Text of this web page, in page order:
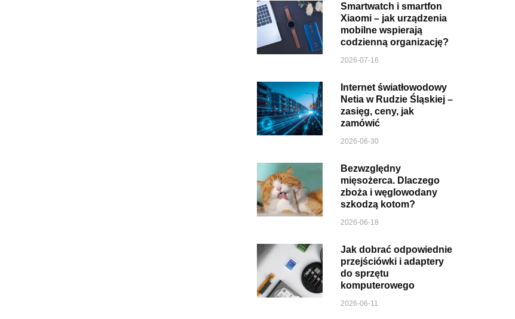
Smartwatch i smartfon
Xiaomi – jak urządzenia
mobilne wspierają
codzienną organizację?
2026-07-16
Internet światłowodowy
Netia w Rudzie Śląskiej –
zasięg, ceny, jak
zamówić
2026-06-30
Bezwzględny
mięsożerca. Dlaczego
zboża i węglowodany
szkodzą kotom?
2026-06-18
Jak dobrać odpowiednie
przejściówki i adaptery
do sprzętu
komputerowego
2026-06-11